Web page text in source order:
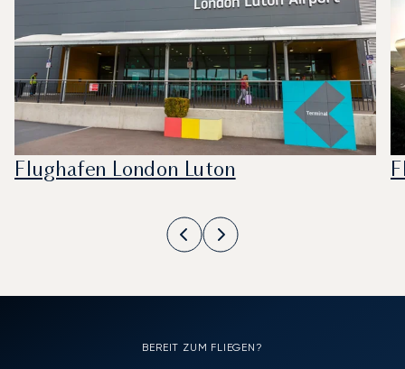
Flughafen London Luton
BEREIT ZUM FLIEGEN?